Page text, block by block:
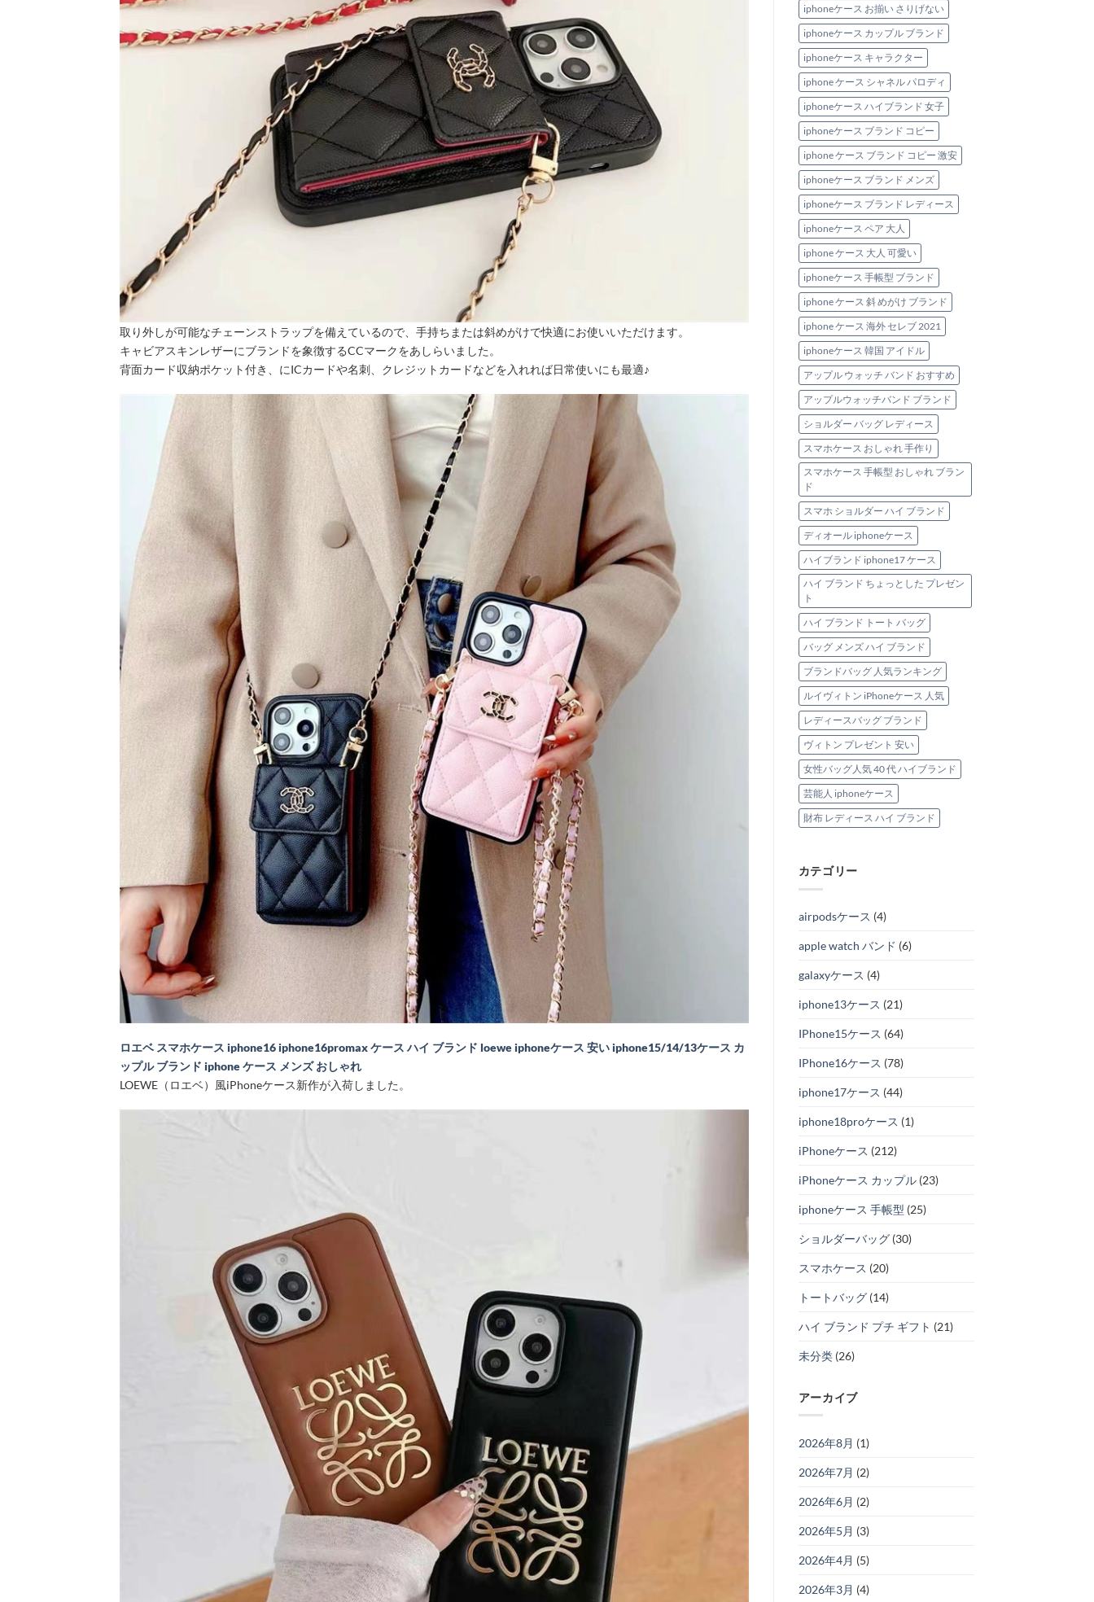
取り外しが可能なチェーンストラップを備えているので、手持ちまたは斜めがけで快適にお使いいただけます。
キャビアスキンレザーにブランドを象徴するCCマークをあしらいました。
背面カード収納ポケット付き、にICカードや名刺、クレジットカードなどを入れれば日常使いにも最適♪
ロエベ スマホケース iphone16 iphone16promax ケース ハイ ブランド loewe iphoneケース 安い iphone15/14/13ケース カ
ップル ブランド iphone ケース メンズ おしゃれ
LOEWE（ロエベ）風iPhoneケース新作が入荷しました。
iphoneケース お揃い さりげない
iphoneケース カップル ブランド
iphoneケース キャラクター
iphone ケース シャネル パロディ
iphoneケース ハイブランド 女子
iphoneケース ブランド コピー
iphone ケース ブランド コピー 激安
iphoneケース ブランド メンズ
iphoneケース ブランド レディース
iphoneケース ペア 大人
iphone ケース 大人 可愛い
iphoneケース 手帳型 ブランド
iphone ケース 斜 めがけ ブランド
iphone ケース 海外 セレブ 2021
iphoneケース 韓国 アイドル
アップル ウォッチ バンド おすすめ
アップルウォッチバンド ブランド
ショルダー バッグ レディース
スマホケース おしゃれ 手作り
スマホケース 手帳型 おしゃれ ブラン
ド
スマホ ショルダー ハイ ブランド
ディオール iphoneケース
ハイブランド iphone17 ケース
ハイ ブランド ちょっとした プレゼン
ト
ハイ ブランド トート バッグ
バッグ メンズ ハイ ブランド
ブランドバッグ 人気ランキング
ルイヴィトン iPhoneケース 人気
レディースバッグ ブランド
ヴィトン プレゼント 安い
女性バッグ人気 40 代 ハイブランド
芸能人 iphoneケース
財布 レディース ハイ ブランド
カテゴリー
airpodsケース (4)
apple watch バンド (6)
galaxyケース (4)
iphone13ケース (21)
IPhone15ケース (64)
IPhone16ケース (78)
iphone17ケース (44)
iphone18proケース (1)
iPhoneケース (212)
iPhoneケース カップル(23)
iphoneケース 手帳型 (25)
ショルダーバッグ(30)
スマホケース (20)
トートバッグ(14)
ハイ ブランド プチ ギフト (21)
未分类(26)
アーカイブ
2026年8月 (1)
2026年7月 (2)
2026年6月 (2)
2026年5月 (3)
2026年4月 (5)
2026年3月 (4)